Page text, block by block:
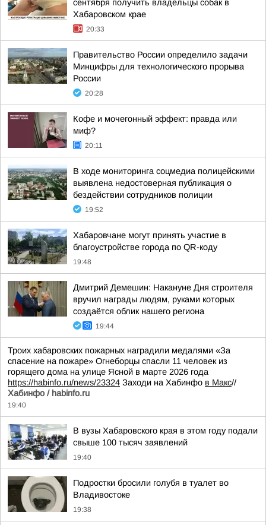
сентября получить владельцы собак в
Хабаровском крае
20:33
Правительство России определило задачи
Минцифры для технологического прорыва
России
20:28
Кофе и мочегонный эффект: правда или
миф?
20:11
В ходе мониторинга соцмедиа полицейскими
выявлена недостоверная публикация о
бездействии сотрудников полиции
19:52
Хабаровчане могут принять участие в
благоустройстве города по QR-коду
19:48
Дмитрий Демешин: Накануне Дня строителя
вручил награды людям, руками которых
создаётся облик нашего региона
19:44
Троих хабаровских пожарных наградили медалями «За
спасение на пожаре» Огнеборцы спасли 11 человек из
горящего дома на улице Ясной в марте 2026 года
https://habinfo.ru/news/23324 Заходи на Хабинфо в Макс//
Хабинфо / habinfo.ru
19:40
В вузы Хабаровского края в этом году подали
свыше 100 тысяч заявлений
19:40
Подростки бросили голубя в туалет во
Владивостоке
19:38